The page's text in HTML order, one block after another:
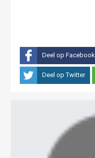
Deel op Facebook
Deel op Twitter